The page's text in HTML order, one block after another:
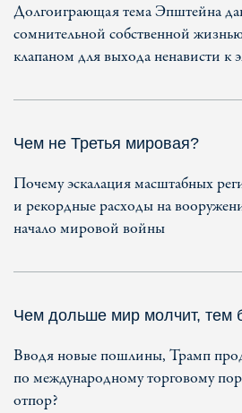
Долгоиграющая тема Эпштейна
сомнительной собственной
клапаном для выхода ненависти к
Чем не Третья мировая?
Почему эскалация масштабных
и рекордные расходы на
начало мировой войны
Чем дольше мир молчит, тем
Вводя новые пошлины, Трамп
по международному торговому
отпор?